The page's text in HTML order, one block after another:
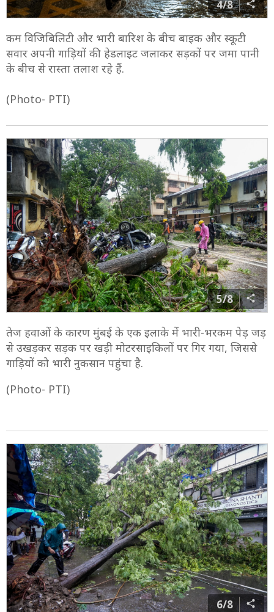
4/8
कम विजिबिलिटी और भारी बारिश के बीच बाइक और स्कूटी
सवार अपनी गाड़ियों की हेडलाइट जलाकर सड़कों पर जमा पानी
के बीच से रास्ता तलाश रहे हैं.
(Photo- PTI)
5/8
तेज हवाओं के कारण मुंबई के एक इलाके में भारी-भरकम पेड़ जड़
से उखड़कर सड़क पर खड़ी मोटरसाइकिलों पर गिर गया, जिससे
गाड़ियों को भारी नुकसान पहुंचा है.
(Photo- PTI)
6/8